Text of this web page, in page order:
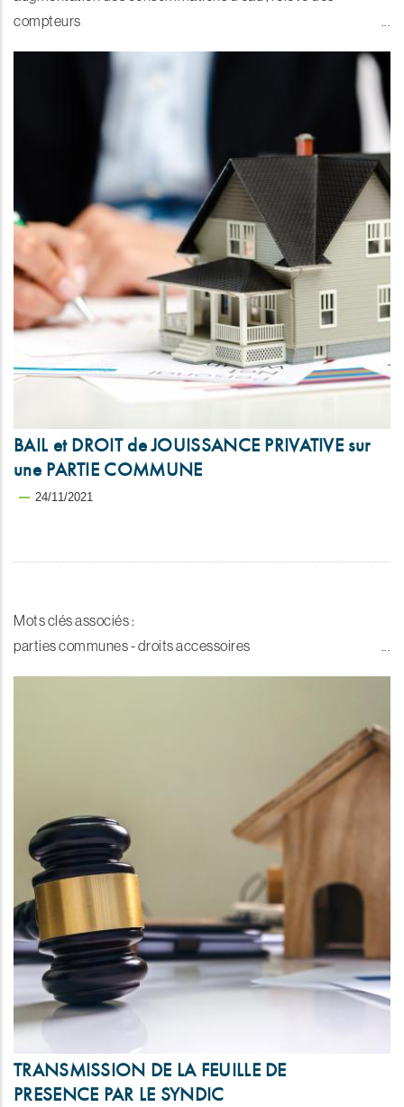
compteurs
BAIL et DROIT de JOUISSANCE PRIVATIVE sur
une PARTIE COMMUNE
24/11/2021
Mots clés associés :
parties communes - droits accessoires
TRANSMISSION DE LA FEUILLE DE
PRESENCE PAR LE SYNDIC